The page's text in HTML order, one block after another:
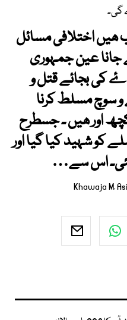
گی۔
اختلافی مسائل
عین جمہوری
کی بجائے قتل و
سوچ مسلط کرنا
اور ھیں ۔ جسطرح
کو شہید کیا گیا اور
اس سے…